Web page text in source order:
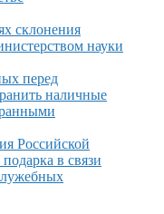
склонения
науки
перед
наличные
Российской
подарка в связи